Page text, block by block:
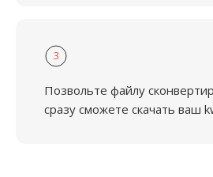
3
Позвольте файлу
сразу сможете скачать ваш